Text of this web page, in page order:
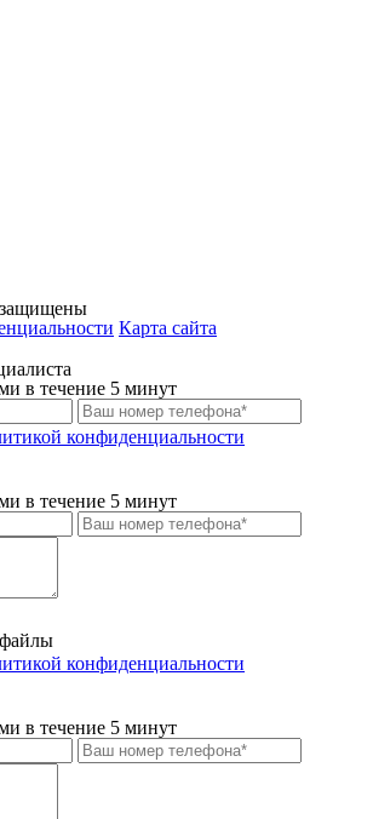
Карта сайта
в течение 5 минут
конфиденциальности
в течение 5 минут
конфиденциальности
в течение 5 минут